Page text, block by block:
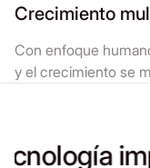
Crecimiento
Con enfoque
y el crecimiento se